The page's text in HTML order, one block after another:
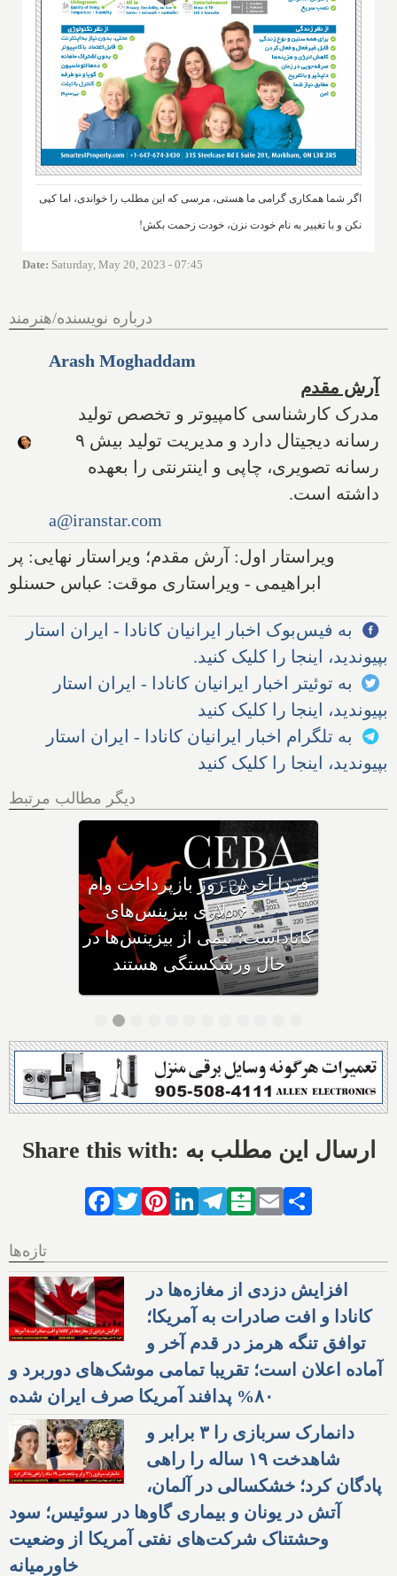
اگر شما همکاری گرامی ما هستی، مرسی که این مطلب را خواندی، اما کپی
نکن و با تغییر به نام خودت نزن، خودت زحمت بکش!
Date: Saturday, May 20, 2023 - 07:45
درباره نویسنده/هنرمند
Arash Moghaddam
آرش مقدم
مدرک کارشناسی کامپیوتر و تخصص تولید
رسانه دیجیتال دارد و مدیریت تولید بیش ۹
رسانه تصویری، چاپی و اینترنتی را بعهده
داشته است.
a@iranstar.com
ویراستار اول: آرش مقدم؛ ویراستار نهایی: پر
ابراهیمی - ویراستاری موقت: عباس حسنلو
به فیس‌بوک اخبار ایرانیان کانادا - ایران استار
بپیوندید، اینجا را کلیک کنید.
به توئیتر اخبار ایرانیان کانادا - ایران استار
بپیوندید، اینجا را کلیک کنید
به تلگرام اخبار ایرانیان کانادا - ایران استار
بپیوندید، اینجا را کلیک کنید
دیگر مطالب مرتبط
وزیر مهاجرت: کانادا ویزاهای
توریستی و دانشجویی کمتری
صادر می‌کند
Share this with: ارسال این مطلب به
Facebook
TwitterPinterestLinkedIn
Telegram
Balatarin
Email
تازه‌ها
افزایش دزدی از مغازه‌ها در
کانادا و افت صادرات به آمریکا؛
توافق تنگه هرمز در قدم آخر و
آماده اعلان است؛ تقریبا تمامی موشک‌های دوربرد و
۸۰% پدافند آمریکا صرف ایران شده
دانمارک سربازی را ۳ برابر و
شاهدخت ۱۹ ساله را راهی
پادگان کرد؛ خشکسالی در آلمان،
آتش در یونان و بیماری گاوها در سوئیس؛ سود
وحشتناک شرکت‌های نفتی آمریکا از وضعیت
خاورمیانه